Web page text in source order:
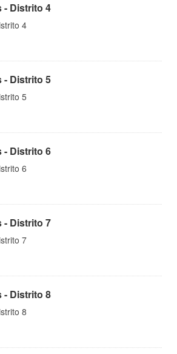
- Distrito 4
4
- Distrito 5
5
- Distrito 6
6
- Distrito 7
7
- Distrito 8
8